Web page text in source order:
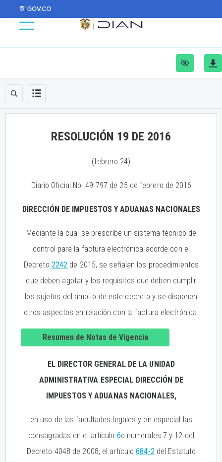
RESOLUCIÓN 19 DE 2016
(febrero 24)
Diario Oficial No. 49.797 de 25 de febrero de 2016
DIRECCIÓN DE IMPUESTOS Y ADUANAS NACIONALES
Mediante la cual se prescribe un sistema técnico de
control para la factura electrónica acorde con el
Decreto 2242 de 2015, se señalan los procedimientos
que deben agotar y los requisitos que deben cumplir
los sujetos del ámbito de este decreto y se disponen
otros aspectos en relación con la factura electrónica.
Resumen de Notas de Vigencia
EL DIRECTOR GENERAL DE LA UNIDAD
ADMINISTRATIVA ESPECIAL DIRECCIÓN DE
IMPUESTOS Y ADUANAS NACIONALES,
en uso de las facultades legales y en especial las
consagradas en el artículo 6o numerales 7 y 12 del
Decreto 4048 de 2008, el artículo684-2del Estatuto